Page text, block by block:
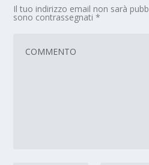
Il tuo indirizzo email non sarà
sono contrassegnati*